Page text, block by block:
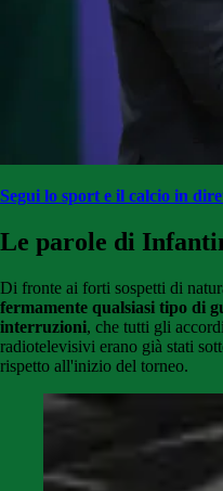
Segui lo sport e il calcio in
Le parole di
Di fronte ai forti sospetti di
fermamente qualsiasi tipo di
interruzioni, che tutti gli
radiotelevisivi erano già stati
rispetto all'inizio del torneo.